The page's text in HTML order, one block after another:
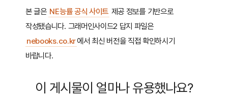
본 글은 NE능률 공식 사이트 제공 정보를 기반으로
작성됐습니다. 그래머인사이드2 답지 파일은
nebooks.co.kr에서 최신 버전을 직접 확인하시기
바랍니다.
이 게시물이 얼마나 유용했나요?